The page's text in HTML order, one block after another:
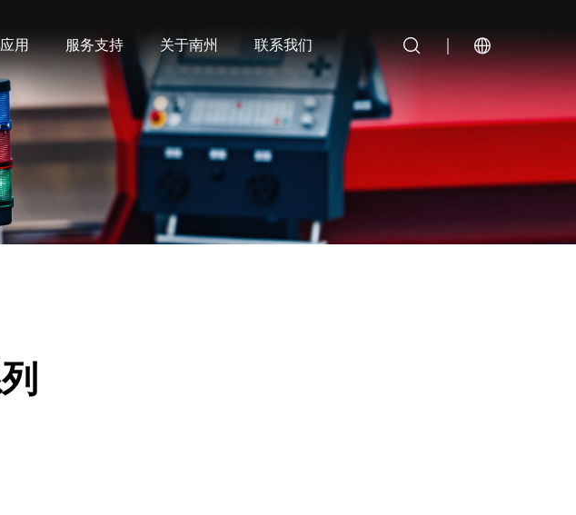
警报器 蜂鸣器
预绝缘端头 尼龙端头
用 服务支持 关于南州 联系我们